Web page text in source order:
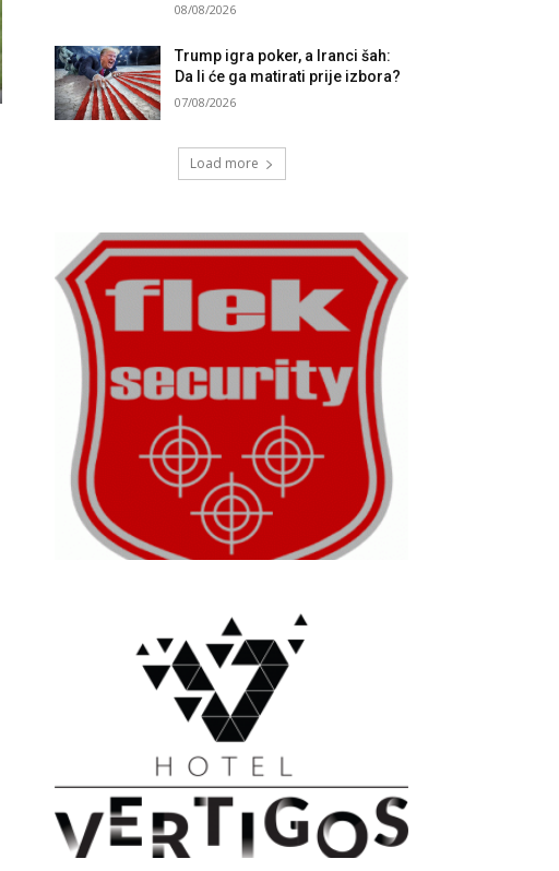
08/08/2026
Trump igra poker, a Iranci šah:
Da li će ga matirati prije izbora?
07/08/2026
Load more